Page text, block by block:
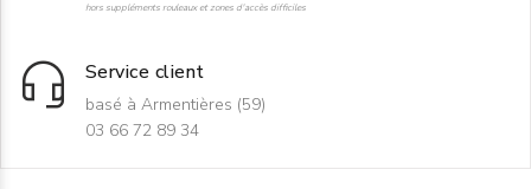
hors suppléments rouleaux et zones d'accès difficiles
Service client
basé à Armentières (59)
03 66 72 89 34